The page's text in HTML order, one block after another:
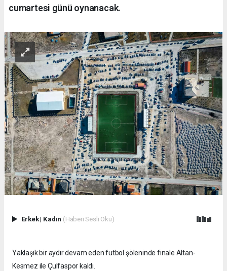
cumartesi günü oynanacak.
Erkek| Kadın (Haberi Sesli Oku)
Yaklaşık bir aydır devam eden futbol şöleninde finale Altan-
Kesmez ile Çulfaspor kaldı.